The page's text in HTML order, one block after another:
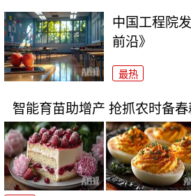
中国工程院
前沿》
最热
智能育苗助增产 抢抓农时备春